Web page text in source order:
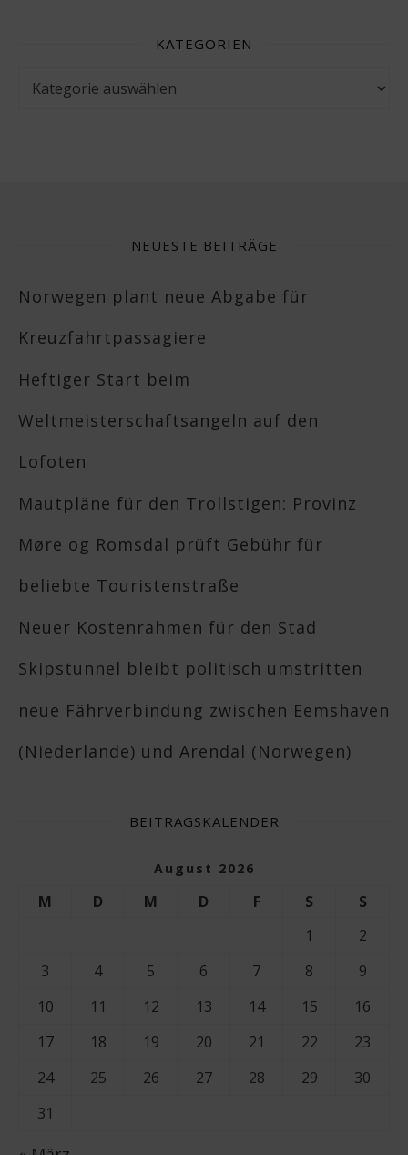
KATEGORIEN
NEUESTE BEITRÄGE
Norwegen plant neue Abgabe für
Kreuzfahrtpassagiere
Heftiger Start beim
Weltmeisterschaftsangeln auf den
Lofoten
Mautpläne für den Trollstigen: Provinz
Møre og Romsdal prüft Gebühr für
beliebte Touristenstraße
Neuer Kostenrahmen für den Stad
Skipstunnel bleibt politisch umstritten
neue Fährverbindung zwischen Eemshaven
(Niederlande) und Arendal (Norwegen)
BEITRAGSKALENDER
August 2026
M D M D F S
S
1
2
3
4 5 6 7 8
9
10
11 12 13 14 15
16
17
18 19 20 21 22
23
24
25 26 27 28 29
30
31